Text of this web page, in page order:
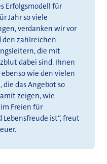
Erfolgsmodell für
Jahr so viele
verdanken wir vor
den zahlreichen
die mit
dabei sind. Ihnen
wie den vielen
die das Angebot so
zeigen, wie
Freien für
ist“, freut